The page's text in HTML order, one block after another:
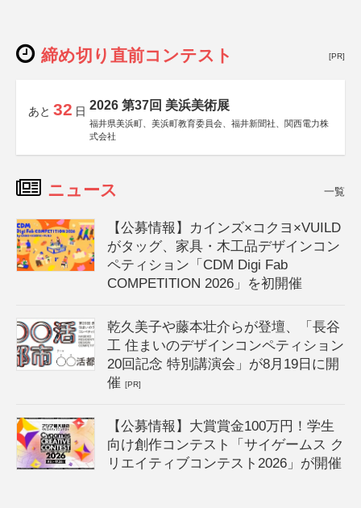
締め切り直前コンテスト [PR]
あと 32 日 2026 第37回 美浜美術展
福井県美浜町、美浜町教育委員会、福井新聞社、関西電力株
式会社
ニュース 一覧
【公募情報】カインズ×コクヨ×VUILD
がタッグ、家具・木工品デザインコン
ペティション「CDM Digi Fab
COMPETITION 2026」を初開催
乾久美子や藤本壮介らが登壇、「長谷
工 住まいのデザインコンペティション
20回記念 特別講演会」が8月19日に開
催[PR]
【公募情報】大賞賞金100万円！学生
向け創作コンテスト「サイゲームス ク
リエイティブコンテスト2026」が開催